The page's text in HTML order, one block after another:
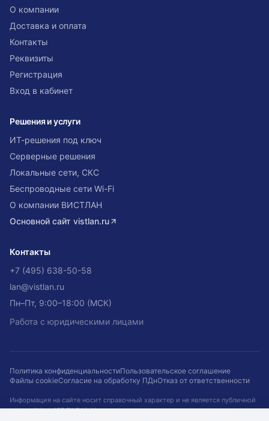
О компании
Доставка и оплата
Контакты
Реквизиты
Регистрация
Вход в кабинет
Решения и услуги
ИТ-решения под ключ
Серверные решения
Локальные сети, СКС
Беспроводные сети Wi-Fi
О компании ВИСТЛАН
Основной сайт vistlan.ru
Контакты
+7 (495) 638-50-58
lan@vistlan.ru
Пн–Пт, 9:00–18:00 (МСК)
Работа с юридическими лицами
Политика конфиденциальностиПользовательское соглашение
Файлы cookieСогласие на обработку ПДнОтказ от ответственности
Информация на сайте носит справочный характер и не является публичной
офертой (ст. 437 ГК РФ). Наличие, цены и сроки не гарантируются и